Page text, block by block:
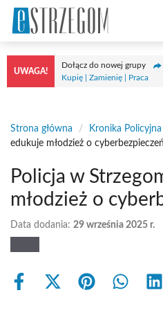
Przejdź
treści
UWAGA!
Dołącz do nowej grupy
Kupię | Zamienię | Praca
Strona główna / Kronika Policyjna
edukuje młodzież o
Policja w
młodzież o
Data dodania: 29 września 2025 r.
Share
Share Share Share